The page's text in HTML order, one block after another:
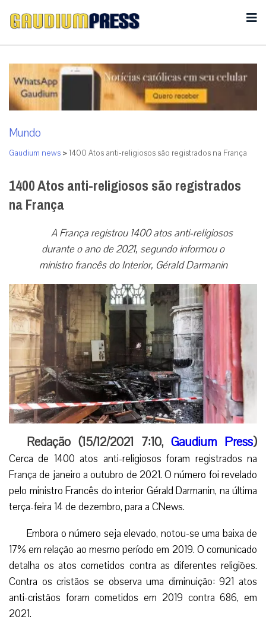
Mundo
Gaudium news >1400 Atos anti-religiosos são registrados na França
1400 Atos anti-religiosos são registrados
na França
A França registrou 1400 atos anti-religiosos
durante o ano de 2021, segundo informou o
ministro francês do Interior, Gérald Darmanin
Redação (15/12/2021 7:10,Gaudium Press)
Cerca de 1400 atos anti-religiosos foram registrados na
França de janeiro a outubro de 2021. O número foi revelado
pelo ministro Francês do interior Gérald Darmanin, na última
terça-feira 14 de dezembro, para a CNews.
Embora o número seja elevado, notou-se uma baixa de
17% em relação ao mesmo período em 2019. O comunicado
detalha os atos cometidos contra as diferentes religiões.
Contra os cristãos se observa uma diminuição: 921 atos
anti-cristãos foram cometidos em 2019 contra 686, em
2021.